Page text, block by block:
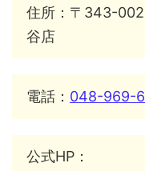
住所：〒343-
谷店
電話： 048-969-
公式HP：